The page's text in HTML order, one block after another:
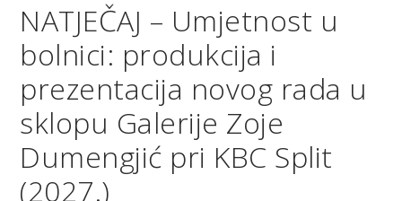
NATJEČAJ – Umjetnost u
bolnici: produkcija i
prezentacija novog rada u
sklopu Galerije Zoje
Dumengjić pri KBC Split
(2027.)